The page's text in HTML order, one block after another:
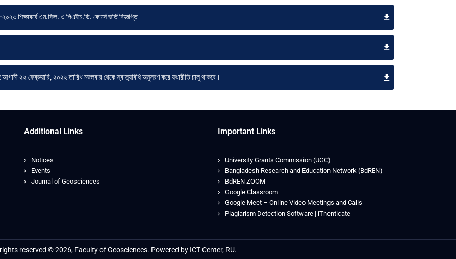
শিক্ষাবর্ষে এম.ফিল. ও পিএইচ.ডি. কোর্সে ভর্তি বিজ্ঞপ্তি
২২ ফেব্রুয়ারি, ২০২২ তারিখ মঙ্গলবার থেকে স্বাস্থ্যবিধি অনুসরণ করে যথারীতি চালু থাকবে।
Additional Links
Notices
Events
Journal of Geosciences
Important Links
University Grants Commission (UGC)
Bangladesh Research and Education Network (BdREN)
BdREN ZOOM
Google Classroom
Google Meet – Online Video Meetings and Calls
Plagiarism Detection Software | iThenticate
reserved © 2026, Faculty of Geosciences. Powered by ICT Center, RU.